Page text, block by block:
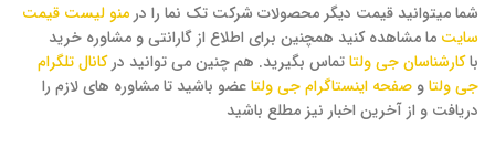
شما میتوانید قیمت دیگر محصولات شرکت تک نما را در منو لیست قیمت
سایت ما مشاهده کنید همچنین برای اطلاع از گارانتی و مشاوره خرید
باکارشناسان جی ولتاتماس بگیرید. هم چنین می توانید درکانال تلگرام
جی ولتاو صفحه اینستاگرام جی ولتاعضو باشید تا مشاوره های لازم را
دریافت و از آخرین اخبار نیز مطلع باشید